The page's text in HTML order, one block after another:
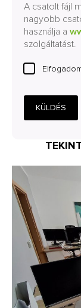
A csatolt fájl
nagyobb
használja a
szolgáltatást.
KÜLDÉS